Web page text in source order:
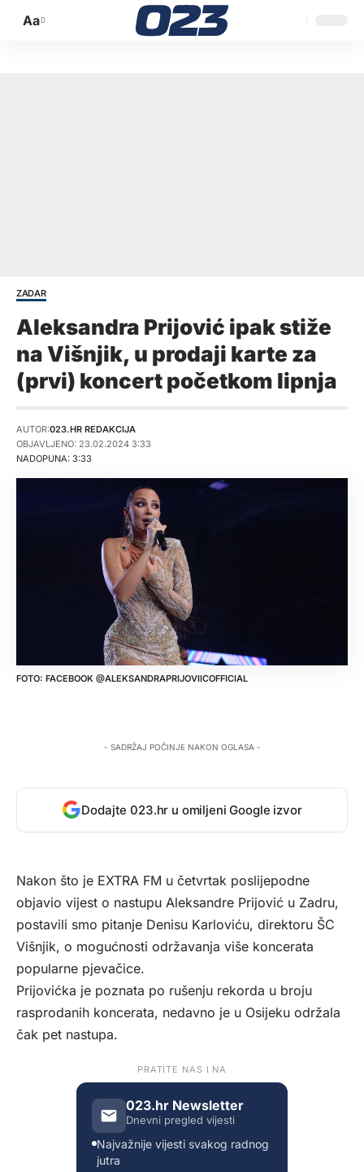
Promijeni
Aa
ZADAR
Aleksandra Prijović ipak stiže
na Višnjik, u prodaji karte za
(prvi) koncert početkom lipnja
NADOPUNA: 3:33
AUTOR:023.HR REDAKCIJA
OBJAVLJENO: 23.02.2024 3:33
FACEBOOK @ALEKSANDRAPRIJOVIICOFFICIAL
- SADRŽAJ POČINJE NAKON OGLASA -
Dodajte 023.hr u omiljeni Google izvor
Nakon što je EXTRA FM u četvrtak poslijepodne
objavio vijest o nastupu Aleksandre Prijović u Zadru,
postavili smo pitanje Denisu Karloviću, direktoru ŠC
Višnjik, o mogućnosti održavanja više koncerata
popularne pjevačice.
Prijovićka je poznata po rušenju rekorda u broju
rasprodanih koncerata, nedavno je u Osijeku održala
čak pet nastupa.
PRATITE NAS I NA
023.hr Newsletter
Dnevni pregled vijesti
Najvažnije vijesti svakog radnog
jutra